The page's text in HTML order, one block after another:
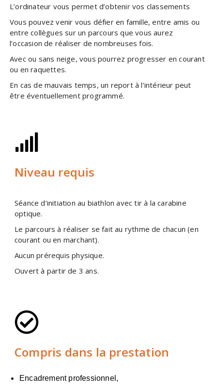
L’ordinateur vous permet d’obtenir vos classements
Vous pouvez venir vous défier en famille, entre amis ou
entre collègues sur un parcours que vous aurez
l’occasion de réaliser de nombreuses fois.
Avec ou sans neige, vous pourrez progresser en courant
ou en raquettes.
En cas de mauvais temps, un report à l’intérieur peut
être éventuellement programmé.
Niveau requis
Séance d’initiation au biathlon avec tir à la carabine
optique.
Le parcours à réaliser se fait au rythme de chacun (en
courant ou en marchant).
Aucun prérequis physique.
Ouvert à partir de 3 ans.
Compris dans la prestation
Encadrement professionnel,